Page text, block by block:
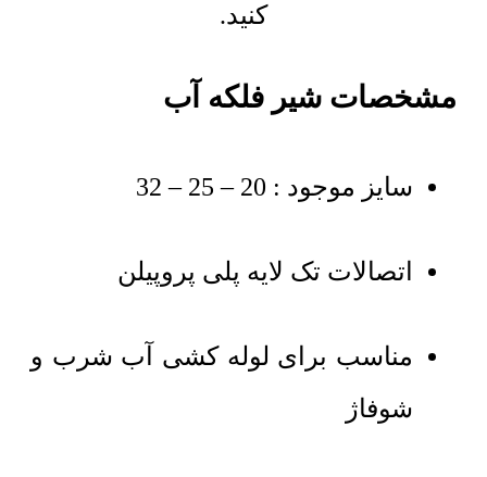
کنید.
مشخصات شیر فلکه آب
سایز موجود : 20 – 25 – 32
اتصالات تک لایه پلی پروپیلن
مناسب برای لوله کشی آب شرب و
شوفاژ